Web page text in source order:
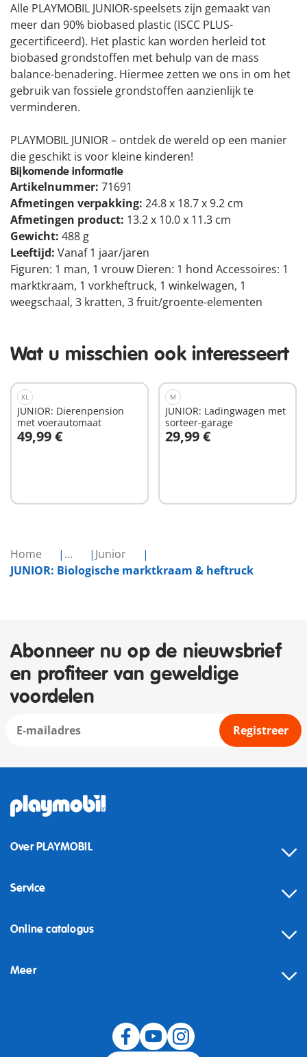
Home ...
Junior
JUNIOR: Biologische marktkraam & heftruck
Alle PLAYMOBIL JUNIOR-speelsets zijn gemaakt van
meer dan 90% biobased plastic (ISCC PLUS-
gecertificeerd). Het plastic kan worden herleid tot
biobased grondstoffen met behulp van de mass
balance-benadering. Hiermee zetten we ons in om het
gebruik van fossiele grondstoffen aanzienlijk te
verminderen.
PLAYMOBIL JUNIOR – ontdek de wereld op een manier
die geschikt is voor kleine kinderen!
Bijkomende informatie
Artikelnummer: 71691
Afmetingen verpakking: 24.8 x 18.7 x 9.2 cm
Afmetingen product: 13.2 x 10.0 x 11.3 cm
Gewicht: 488 g
Leeftijd: Vanaf 1 jaar/jaren
Figuren: 1 man, 1 vrouw Dieren: 1 hond Accessoires: 1
marktkraam, 1 vorkheftruck, 1 winkelwagen, 1
weegschaal, 3 kratten, 3 fruit/groente-elementen
Wat u misschien ook interesseert
XL
JUNIOR: Dierenpension
met voerautomaat
49,99 €
In winkelwagen
M
JUNIOR: Ladingwagen met
sorteer-garage
29,99 €
In winkelwagen
Abonneer nu op de nieuwsbrief
en profiteer van geweldige
voordelen
Registreer
Over PLAYMOBIL
Service
Online catalogus
Meer